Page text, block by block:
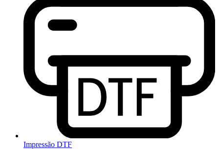
Impressão DTF